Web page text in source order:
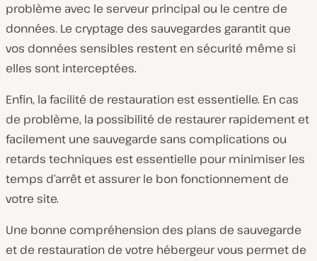
problème avec le serveur principal ou le centre de
données. Le cryptage des sauvegardes garantit que
vos données sensibles restent en sécurité même si
elles sont interceptées.
Enfin, la facilité de restauration est essentielle. En cas
de problème, la possibilité de restaurer rapidement et
facilement une sauvegarde sans complications ou
retards techniques est essentielle pour minimiser les
temps d’arrêt et assurer le bon fonctionnement de
votre site.
Une bonne compréhension des plans de sauvegarde
et de restauration de votre hébergeur vous permet de